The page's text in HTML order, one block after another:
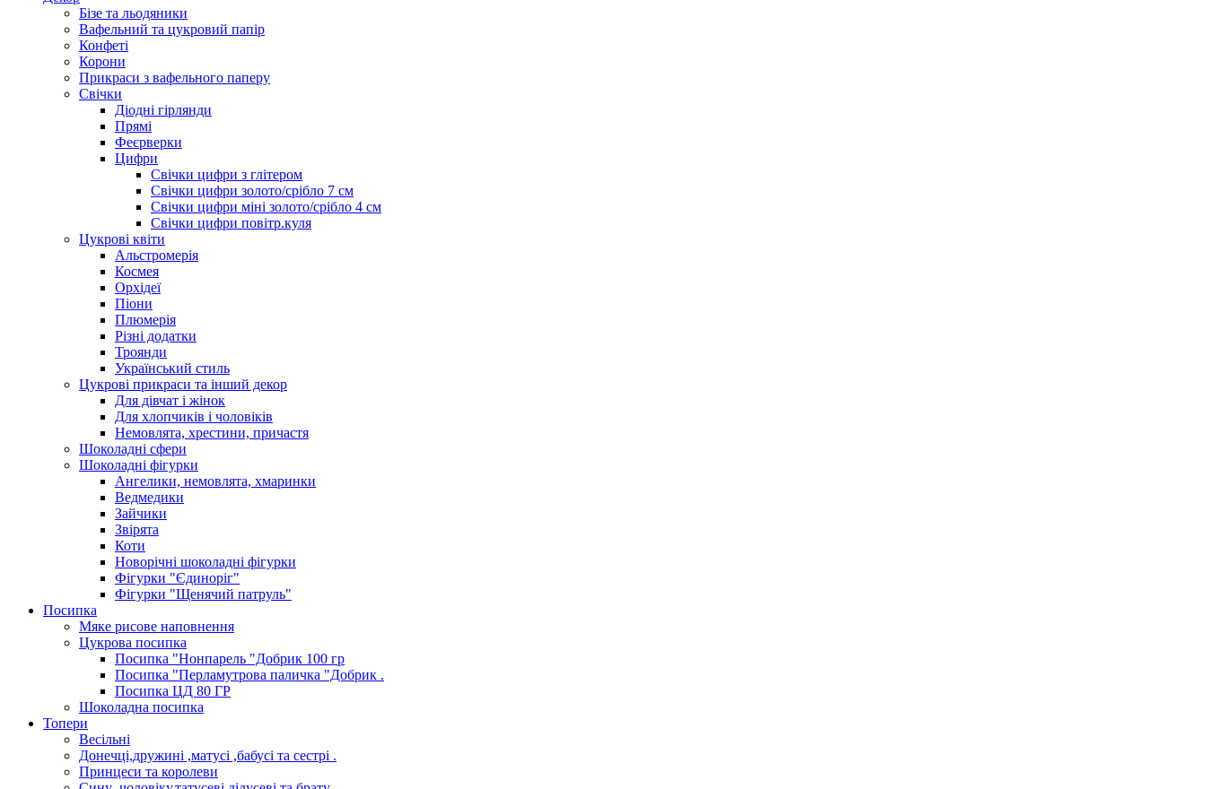
Бізе та льодяники
Вафельний та цукровий папір
Конфеті
Корони
Прикраси з вафельного паперу
Свічки
Діодні гірлянди
Прямі
Феєрверки
Цифри
Свічки цифри з глітером
Свічки цифри золото/срібло 7 см
Свічки цифри міні золото/срібло 4 см
Свічки цифри повітр.куля
Цукрові квіти
Альстромерія
Космея
Орхідеї
Піони
Плюмерія
Різні додатки
Троянди
Український стиль
Цукрові прикраси та інший декор
Для дівчат і жінок
Для хлопчиків і чоловіків
Немовлята, хрестини, причастя
Шоколадні сфери
Шоколадні фігурки
Ангелики, немовлята, хмаринки
Ведмедики
Зайчики
Звірята
Коти
Новорічні шоколадні фігурки
Фігурки "Єдиноріг"
Фігурки "Щенячий патруль"
Посипка
Мяке рисове наповнення
Цукрова посипка
Посипка "Нонпарель "Добрик 100 гр
Посипка "Перламутрова паличка "Добрик .
Посипка ЦД 80 ГР
Шоколадна посипка
Топери
Весільні
Донечці,дружині ,матусі ,бабусі та сестрі .
Принцеси та королеви